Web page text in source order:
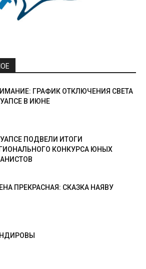
ГРАФИК ОТКЛЮЧЕНИЯ СВЕТА
В ИЮНЕ
ПОДВЕЛИ ИТОГИ
КОНКУРСА ЮНЫХ
ПРЕКРАСНАЯ: СКАЗКА НАЯВУ